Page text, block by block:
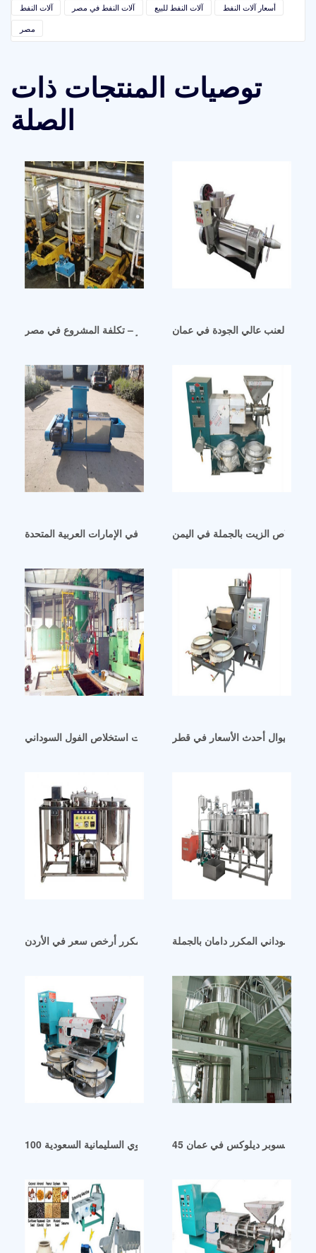
آلات النفط آلات النفط في مصر آلات النفط للبيع
أسعار آلات النفط
مصر
توصيات المنتجات ذات
الصلة
مبيعات ساخنة لاستخلاص زيت البذور – تكلفة المشروع في مصر
العنب عالي الجودة في عمان
موردي آلات طرد الزيوت في الإمارات العربية المتحدةاستخلاص الزيت بالجملة في اليمن
زيت استخلاص الفول السوداني موردون زيت استخلاص الفول السوداني
دانيوال أحدث الأسعار في قطر
زيت بذور اللفت المكرر أرخص سعر في الأردنالسوداني المكرر دامان بالجملة
زيت بذور اليقطين العضوي السليمانية السعودية 100النفط السوبر ديلوكس في عمان